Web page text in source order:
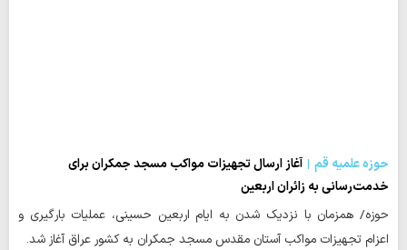
حوزه علمیه قم
آغاز ارسال تجهیزات مواکب مسجد جمکران برای
خدمت‌رسانی به زائران اربعین
حوزه/ همزمان با نزدیک شدن به ایام اربعین حسینی، عملیات بارگیری و
اعزام تجهیزات مواکب آستان مقدس مسجد جمکران به کشور عراق آغاز شد.